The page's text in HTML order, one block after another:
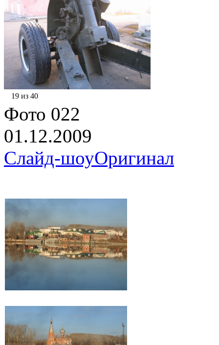
19 из 40
Фото 022
01.12.2009
Слайд-шоуОригинал